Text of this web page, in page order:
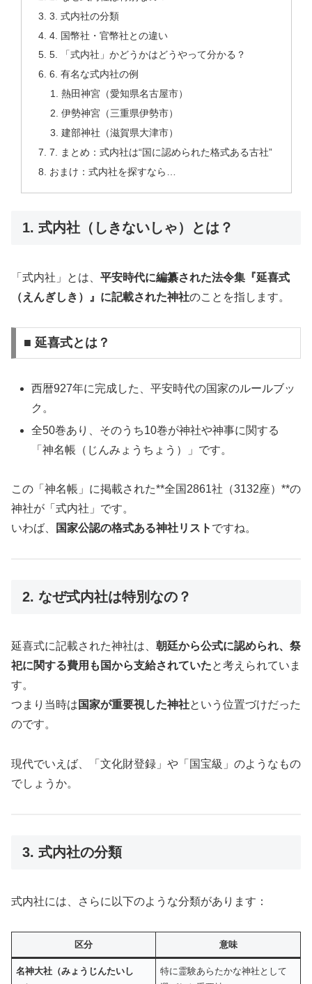
3. 式内社の分類
4. 国幣社・官幣社との違い
5. 「式内社」かどうかはどうやって分かる？
6. 有名な式内社の例
熱田神宮（愛知県名古屋市）
伊勢神宮（三重県伊勢市）
建部神社（滋賀県大津市）
7. まとめ：式内社は“国に認められた格式ある古社”
おまけ：式内社を探すなら…
1. 式内社（しきないしゃ）とは？
「式内社」とは、 平安時代に編纂された法令集『延喜式
（えんぎしき）』に記載された神社のことを指します。
■ 延喜式とは？
西暦927年に完成した、平安時代の国家のルールブッ
ク。
全50巻あり、そのうち10巻が神社や神事に関する
「神名帳（じんみょうちょう）」です。
この「神名帳」に掲載された**全国2861社（3132座）**の
神社が「式内社」です。
いわば、
国家公認の格式ある神社リスト ですね。
2. なぜ式内社は特別なの？
延喜式に記載された神社は、 朝廷から公式に認められ、祭
祀に関する費用も国から支給されていたと考えられていま
す。
つまり当時は 国家が重要視した神社という位置づけだった
のです。
現代でいえば、「文化財登録」や「国宝級」のようなもの
でしょうか。
3. 式内社の分類
式内社には、さらに以下のような分類があります：
区分 意味
名神大社（みょうじんたいし
特に霊験あらたかな神社として